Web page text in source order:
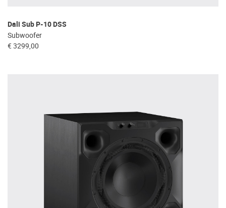
Dali Sub P-10 DSS
Subwoofer
€ 3299,00